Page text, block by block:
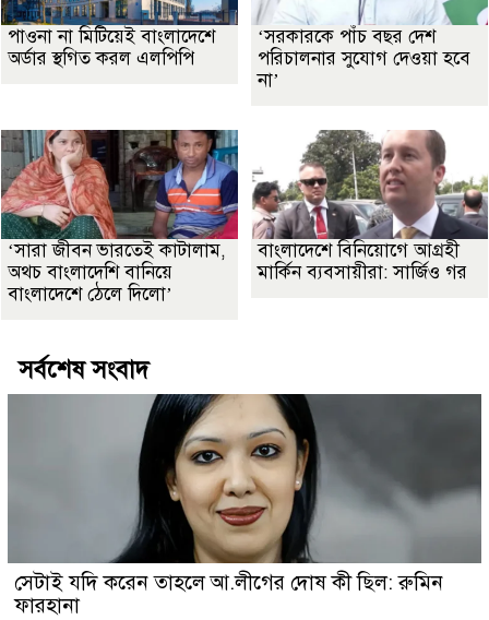
পাওনা না মিটিয়েই বাংলাদেশে
অর্ডার স্থগিত করল এলপিপি
‘সরকারকে পাঁচ বছর দেশ
পরিচালনার সুযোগ দেওয়া হবে
না’
‘সারা জীবন ভারতেই কাটালাম,
অথচ বাংলাদেশি বানিয়ে
বাংলাদেশে ঠেলে দিলো’
বাংলাদেশে বিনিয়োগে আগ্রহী
মার্কিন ব্যবসায়ীরা: সার্জিও গর
সর্বশেষ সংবাদ
সেটাই যদি করেন তাহলে আ.লীগের দোষ কী ছিল: রুমিন
ফারহানা